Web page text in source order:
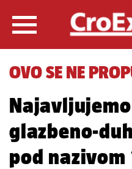
OVO SE NE
glazbeno-
pod nazivom